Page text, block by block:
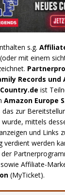
s.g.
mit einem
Records
Country.de ist
Amazon Europe
zur
mittels
und Links
verdient werden
sowie Affiliate-
(MyTicket).